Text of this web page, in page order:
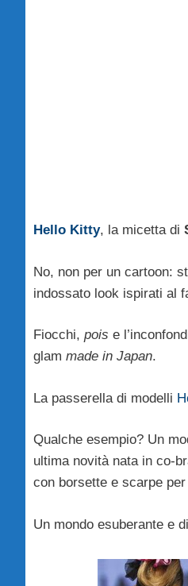
Hello Kitty, la micetta di
No, non per un cartoon:
indossato look ispirati al
Fiocchi, pois e
glam made in Japan.
La passerella di modelli
Qualche esempio? Un
ultima novità nata in co-
con borsette e scarpe
Un mondo esuberante e